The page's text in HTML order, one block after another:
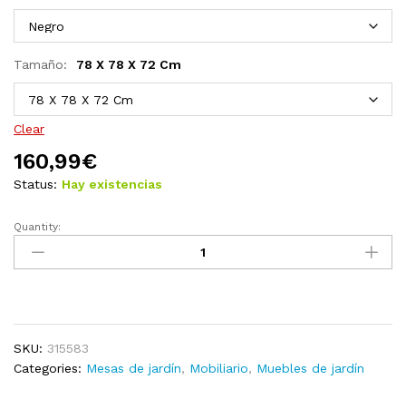
Tamaño: 78 X 78 X 72 Cm
Clear
160,99€
Status: Hay existencias
Mesa
jardín
78x78x72
cm
Quantity:
SKU: 315583
Categories: Mesas de jardín, Mobiliario, Muebles de jardín